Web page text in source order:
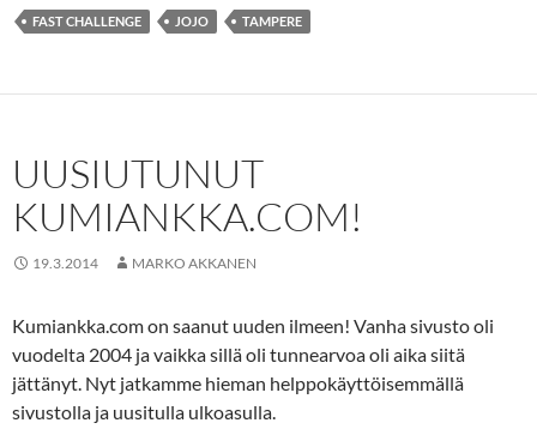
FAST CHALLENGE JOJO TAMPERE
UUSIUTUNUT
KUMIANKKA.COM!
19.3.2014 MARKO AKKANEN
Kumiankka.com on saanut uuden ilmeen! Vanha sivusto oli
vuodelta 2004 ja vaikka sillä oli tunnearvoa oli aika siitä
jättänyt. Nyt jatkamme hieman helppokäyttöisemmällä
sivustolla ja uusitulla ulkoasulla.